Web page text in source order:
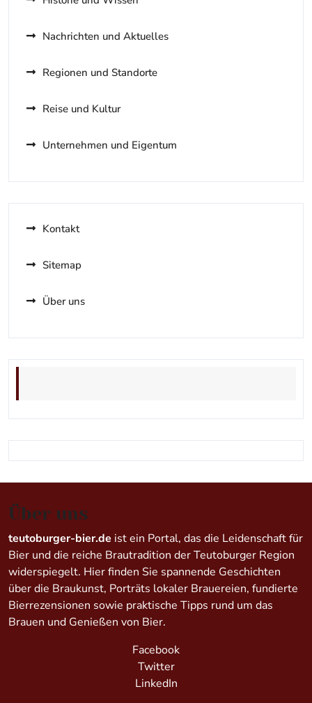
Nachrichten und Aktuelles
Regionen und Standorte
Reise und Kultur
Unternehmen und Eigentum
Kontakt
Sitemap
Über uns
Über uns
teutoburger-bier.de ist ein Portal, das die Leidenschaft für
Bier und die reiche Brautradition der Teutoburger Region
widerspiegelt. Hier finden Sie spannende Geschichten
über die Braukunst, Porträts lokaler Brauereien, fundierte
Bierrezensionen sowie praktische Tipps rund um das
Brauen und Genießen von Bier.
Facebook
Twitter
LinkedIn